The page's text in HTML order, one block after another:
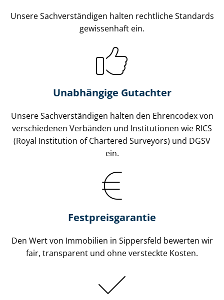
Unsere Sach­ver­stän­di­gen halten rechtliche Standards
gewissenhaft ein.
Unabhängige Gutachter
Unsere Sach­ver­stän­di­gen halten den Ehrencodex von
verschiedenen Verbänden und Institutionen wie RICS
(Royal Institution of Chartered Surveyors) und DGSV
ein.
Festpreis​garantie
Den Wert von Immobilien in Sippersfeld bewerten wir
fair, transparent und ohne versteckte Kosten.